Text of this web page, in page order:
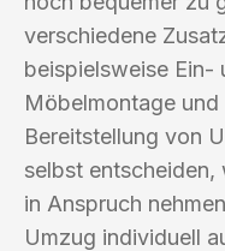
verschiedene
beispielsweise Ein-
Möbelmontage
Bereitstellung von
selbst entscheiden,
in Anspruch
Umzug individuell